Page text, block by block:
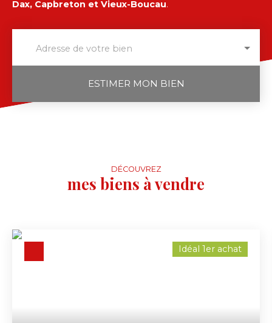
Dax, Capbreton et Vieux-Boucau.
Adresse de votre bien
ESTIMER MON BIEN
DÉCOUVREZ
mes biens à vendre
Idéal 1er achat